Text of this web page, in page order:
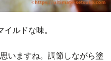
ルドな味。
いますね。調節しながら塗